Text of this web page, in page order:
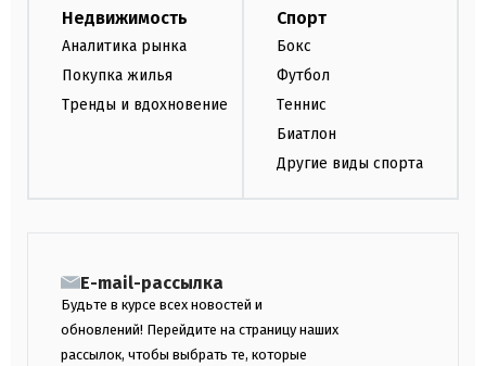
Недвижимость
Аналитика рынка
Покупка жилья
Тренды и вдохновение
Спорт
Бокс
Футбол
Теннис
Биатлон
Другие виды спорта
E-mail-рассылка
Будьте в курсе всех новостей и
обновлений! Перейдите на страницу наших
рассылок, чтобы выбрать те, которые